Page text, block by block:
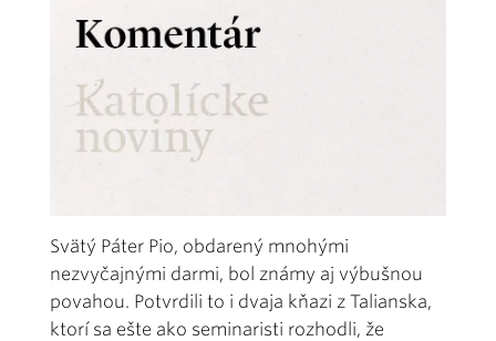
Svätý Páter Pio, obdarený mnohými
nezvyčajnými darmi, bol známy aj výbušnou
povahou. Potvrdili to i dvaja kňazi z Talianska,
ktorí sa ešte ako seminaristi rozhodli, že